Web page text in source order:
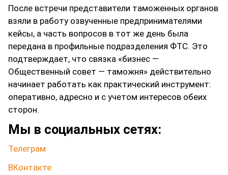
После встречи представители таможенных органов
взяли в работу озвученные предпринимателями
кейсы, а часть вопросов в тот же день была
передана в профильные подразделения ФТС. Это
подтверждает, что связка «бизнес —
Общественный совет — таможня» действительно
начинает работать как практический инструмент:
оперативно, адресно и с учетом интересов обеих
сторон.
Мы в социальных сетях:
Телеграм
ВКонтакте